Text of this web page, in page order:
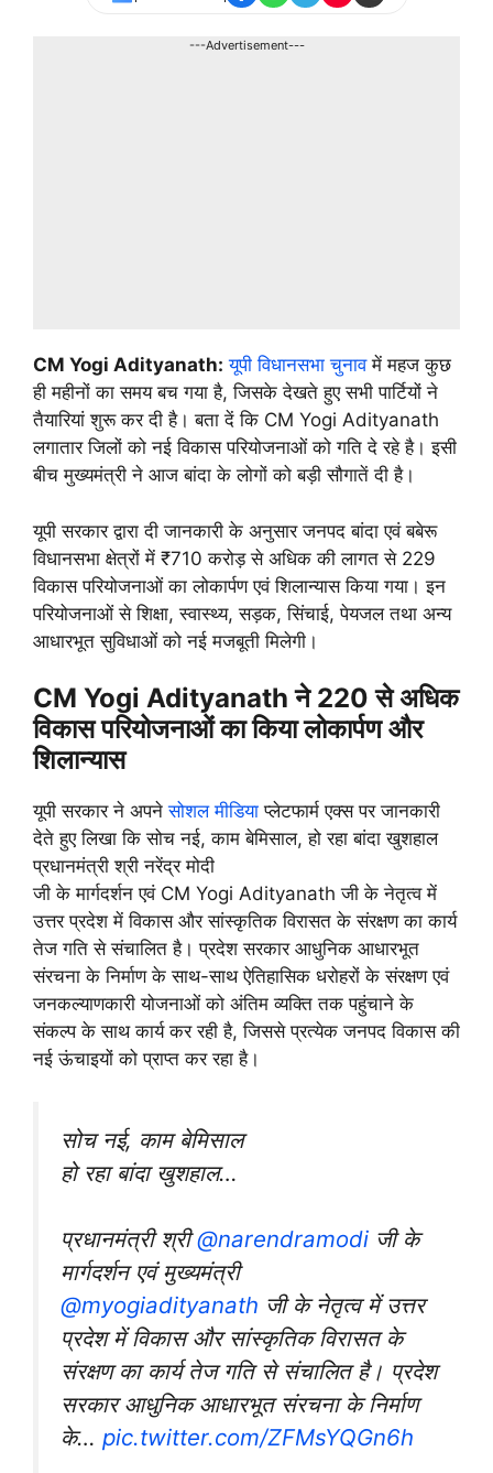
---Advertisement---
CM Yogi Adityanath: यूपी विधानसभा चुनावमें महज कुछ
ही महीनों का समय बच गया है, जिसके देखते हुए सभी पार्टियों ने
तैयारियां शुरू कर दी है। बता दें कि CM Yogi Adityanath
लगातार जिलों को नई विकास परियोजनाओं को गति दे रहे है। इसी
बीच मुख्यमंत्री ने आज बांदा के लोगों को बड़ी सौगातें दी है।
यूपी सरकार द्वारा दी जानकारी के अनुसार जनपद बांदा एवं बबेरू
विधानसभा क्षेत्रों में ₹710 करोड़ से अधिक की लागत से 229
विकास परियोजनाओं का लोकार्पण एवं शिलान्यास किया गया। इन
परियोजनाओं से शिक्षा, स्वास्थ्य, सड़क, सिंचाई, पेयजल तथा अन्य
आधारभूत सुविधाओं को नई मजबूती मिलेगी।
CM Yogi Adityanath ने 220 से अधिक
विकास परियोजनाओं का किया लोकार्पण और
शिलान्यास
यूपी सरकार ने अपनेसोशल मीडिया प्लेटफार्म एक्स पर जानकारी
देते हुए लिखा कि सोच नई, काम बेमिसाल, हो रहा बांदा खुशहाल
प्रधानमंत्री श्री नरेंद्र मोदी
जी के मार्गदर्शन एवं CM Yogi Adityanath जी के नेतृत्व में
उत्तर प्रदेश में विकास और सांस्कृतिक विरासत के संरक्षण का कार्य
तेज गति से संचालित है। प्रदेश सरकार आधुनिक आधारभूत
संरचना के निर्माण के साथ-साथ ऐतिहासिक धरोहरों के संरक्षण एवं
जनकल्याणकारी योजनाओं को अंतिम व्यक्ति तक पहुंचाने के
संकल्प के साथ कार्य कर रही है, जिससे प्रत्येक जनपद विकास की
नई ऊंचाइयों को प्राप्त कर रहा है।
सोच नई, काम बेमिसाल
हो रहा बांदा खुशहाल…
प्रधानमंत्री श्री@narendramodi जी के
मार्गदर्शन एवं मुख्यमंत्री
@myogiadityanath जी के नेतृत्व में उत्तर
प्रदेश में विकास और सांस्कृतिक विरासत के
संरक्षण का कार्य तेज गति से संचालित है। प्रदेश
सरकार आधुनिक आधारभूत संरचना के निर्माण
के… pic.twitter.com/ZFMsYQGn6h